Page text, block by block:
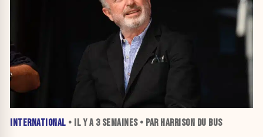
INTERNATIONAL • IL Y A 3 SEMAINES• PAR HARRISON DU BUS